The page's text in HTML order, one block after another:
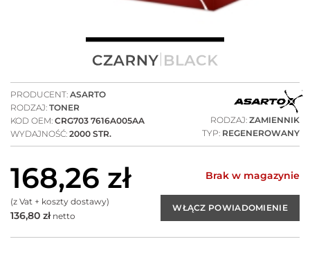
PRODUCENT: ASARTO
RODZAJ: TONER
KOD OEM: CRG703 7616A005AA
WYDAJNOŚĆ: 2000 STR.
RODZAJ: ZAMIENNIK
TYP: REGENEROWANY
168,26 zł
(z Vat + koszty dostawy)
136,80 złnetto
Brak w magazynie